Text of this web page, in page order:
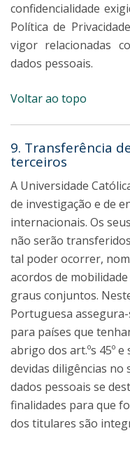
confidencialidade
Política de
vigor relacionadas
dados pessoais.
Voltar ao topo
9. Transferência
terceiros
A Universidade
de investigação e de
internacionais. Os
não serão
tal poder ocorrer,
acordos de
graus conjuntos.
Portuguesa
para países que
abrigo dos art.ºs 45º
devidas diligências no
dados pessoais se
finalidades para que
dos titulares são